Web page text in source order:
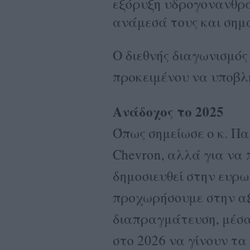
ανάμεσά τους και
Ο διεθνής
προκειμένου να
Ανάδοχος το 2025
Όπως σημείωσε ο κ.
Chevron, αλλά για να
δημοσιευθεί στην
προχωρήσουμε στην
διαπραγμάτευση,
στο 2026 να γίνουν